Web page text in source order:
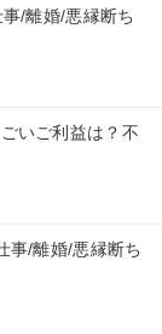
/離婚/悪縁断ち
いご利益は？不
事/離婚/悪縁断ち